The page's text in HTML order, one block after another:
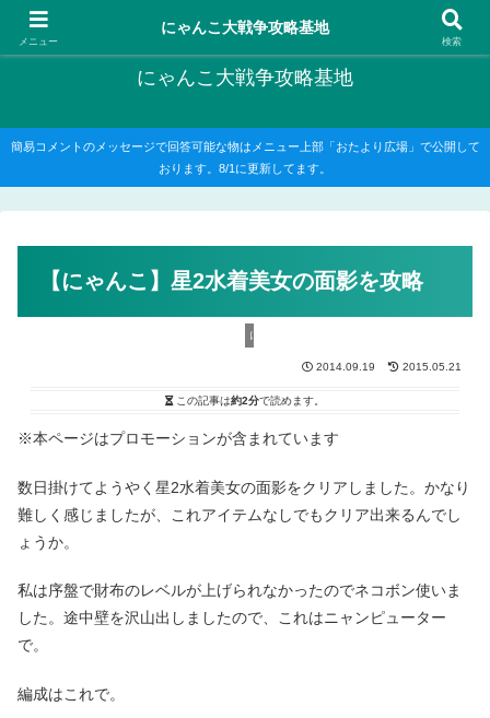
にゃんこ大戦争の攻略がメインですが、他のゲームの記事もたまに書いてます
にゃんこ大戦争攻略基地
簡易コメントのメッセージで回答可能な物はメニュー上部「おたより広場」で公開して
おります。8/1に更新してます。
【にゃんこ】星2水着美女の面影を攻略
にゃんこ大戦争攻略
2014.09.19 2015.05.21
この記事は約2分で読めます。
※本ページはプロモーションが含まれています
数日掛けてようやく星2水着美女の面影をクリアしました。かなり
難しく感じましたが、これアイテムなしでもクリア出来るんでし
ょうか。
私は序盤で財布のレベルが上げられなかったのでネコボン使いま
した。途中壁を沢山出しましたので、これはニャンピューター
で。
編成はこれで。
メニュー
にゃんこ大戦争攻略基地
検索